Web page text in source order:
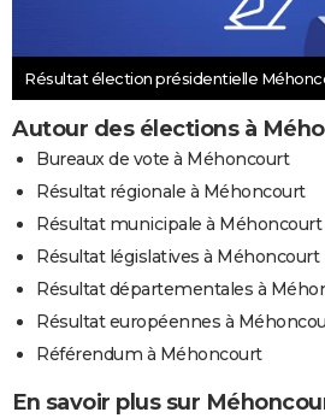
Résultat élection présidentielle
Autour des élections à
Bureaux de vote à Méhoncourt
Résultat régionale à Méhoncourt
Résultat municipale à Méhoncourt
Résultat législatives à Méhoncourt
Résultat départementales à
Résultat européennes à
Référendum à Méhoncourt
En savoir plus sur